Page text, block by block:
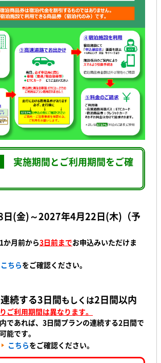
実施期間とご利用期間をご確
(金)～2027年4月22日(木)（予
か月前から3日前までお申込みいただけま
こちらをご確認ください。
連続する3日間もしくは2日間以内
ご利用期間は異なります。
であれば、3日間プランの連続する2日間で
能です。
こちらをご確認ください。